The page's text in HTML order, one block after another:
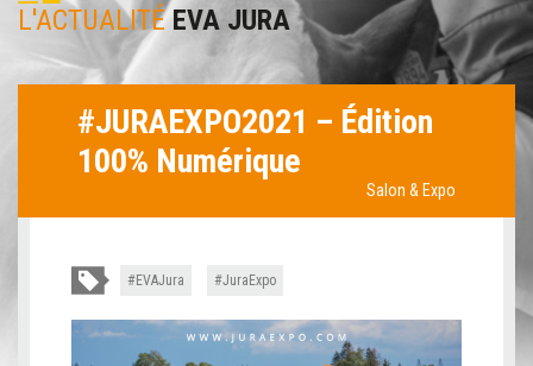
L'ACTUALITÉEVA JURA
#JURAEXPO2021 – Édition
100% Numérique
Salon & Expo
EVAJura JuraExpo